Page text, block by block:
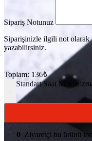
Sipariş Notunuz
Siparişinizle ilgili not
yazabilirsiniz.
Toplam: 136₺
-
Standart Saat
0 Ziyaretçi bu ürünü